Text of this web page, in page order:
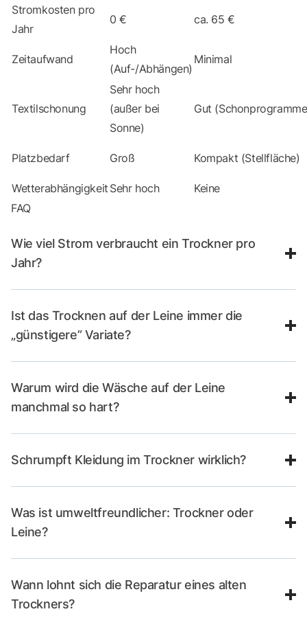
Stromkosten pro
Jahr
0 € ca. 65 €
Zeitaufwand
Hoch
(Auf-/Abhängen)
Minimal
Textilschonung
Sehr hoch
(außer bei
Sonne)
Gut
Platzbedarf Groß Kompakt (Stellfläche)
Wetterabhängigkeit Sehr hoch
Keine
FAQ
Wie viel Strom verbraucht ein Trockner pro
Jahr?
Ist das Trocknen auf der Leine immer die
„günstigere” Variate?
Warum wird die Wäsche auf der Leine
manchmal so hart?
Schrumpft Kleidung im Trockner wirklich?
Was ist umweltfreundlicher: Trockner oder
Leine?
Wann lohnt sich die Reparatur eines alten
Trockners?